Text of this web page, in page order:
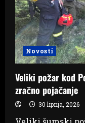
Novosti
Veliki požar kod
zračno pojačanje
30 lipnja, 2026